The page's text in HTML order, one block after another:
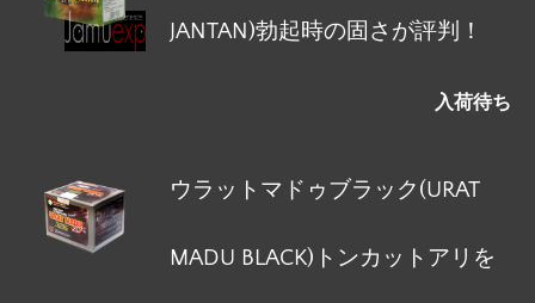
JANTAN)勃起時の固さが評判！
入荷待ち
ウラットマドゥブラック(URAT
MADU BLACK)トンカットアリを